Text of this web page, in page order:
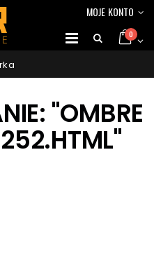
MOJE KONTO
0
"OMBRE